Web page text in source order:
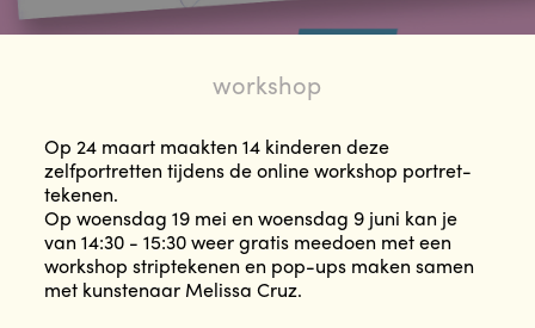
workshop
Op 24 maart maakten 14 kinderen deze
zelfportretten tijdens de online workshop portret-
tekenen.
Op woensdag 19 mei en woensdag 9 juni kan je
van 14:30 - 15:30 weer gratis meedoen met een
workshop striptekenen en pop-ups maken samen
met kunstenaar Melissa Cruz.